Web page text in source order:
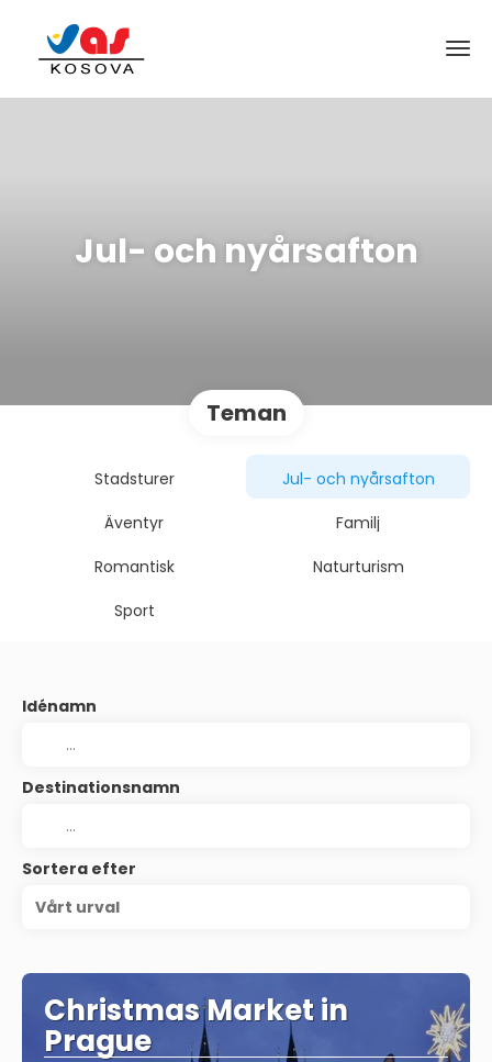
Jul- och nyårsafton
Teman
Stadsturer
Jul- och nyårsafton
Äventyr
Familj
Romantisk
Naturturism
Sport
Idénamn
Destinationsnamn
Sortera efter
Vårt urval
Christmas Market in
Prague